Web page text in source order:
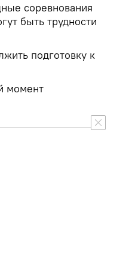
соревнования
быть трудности
подготовку к
момент